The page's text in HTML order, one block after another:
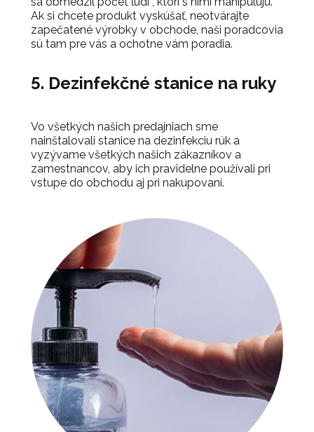
Ak si chcete produkt vyskúšať, neotvárajte
zapečatené výrobky v obchode, naši poradcovia
sú tam pre vás a ochotne vám poradia.
5. Dezinfekčné stanice na ruky
Vo všetkých našich predajniach sme
nainštalovali stanice na dezinfekciu rúk a
vyzývame všetkých našich zákazníkov a
zamestnancov, aby ich pravidelne používali pri
vstupe do obchodu aj pri nakupovaní.